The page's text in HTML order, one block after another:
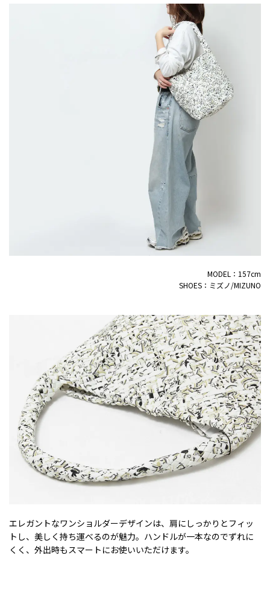
MODEL：157cm
SHOES：ミズノ/MIZUNO
エレガントなワンショルダーデザインは、肩にしっかりとフィッ
トし、美しく持ち運べるのが魅力。ハンドルが一本なのでずれに
くく、外出時もスマートにお使いいただけます。